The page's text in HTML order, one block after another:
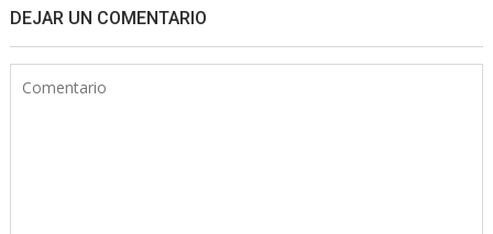
DEJAR UN COMENTARIO